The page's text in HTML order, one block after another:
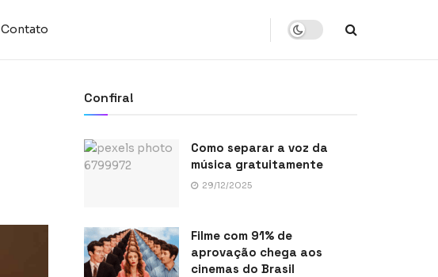
Contato
Confira!
Como separar a voz da
música gratuitamente
29/12/2025
Filme com 91% de
aprovação chega aos
cinemas do Brasil